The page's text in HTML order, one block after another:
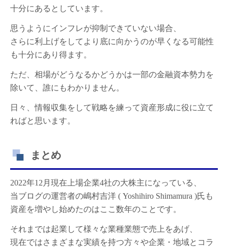
十分にあるとしています。
思うようにインフレが抑制できていない場合、
さらに利上げをしてより底に向かうのが早くなる可能性
も十分にあり得ます。
ただ、相場がどうなるかどうかは一部の金融資本勢力を
除いて、誰にもわかりません。
日々、情報収集をして戦略を練って資産形成に役に立て
ればと思います。
まとめ
2022年12月現在上場企業4社の大株主になっている、
当ブログの運営者の嶋村吉洋 ( Yoshihiro Shimamura )氏も
資産を増やし始めたのはここ数年のことです。
それまでは起業して様々な業種業態で売上をあげ、
現在ではさまざまな実績を持つ方々や企業・地域とコラ